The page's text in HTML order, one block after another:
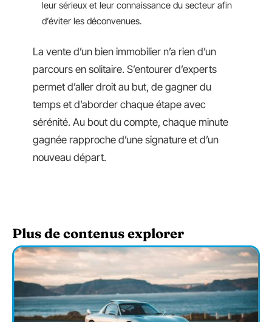
leur sérieux et leur connaissance du secteur afin
d’éviter les déconvenues.
La vente d’un bien immobilier n’a rien d’un
parcours en solitaire. S’entourer d’experts
permet d’aller droit au but, de gagner du
temps et d’aborder chaque étape avec
sérénité. Au bout du compte, chaque minute
gagnée rapproche d’une signature et d’un
nouveau départ.
Plus de contenus explorer